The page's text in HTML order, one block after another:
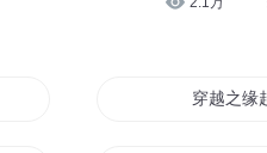
穿越之缘